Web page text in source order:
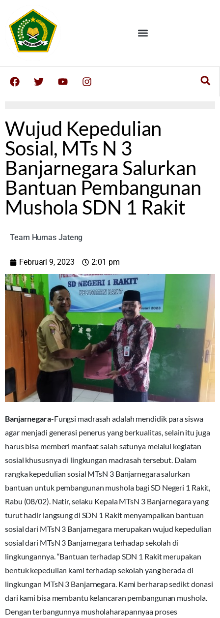
Wujud Kepedulian
Sosial, MTs N 3
Banjarnegara Salurkan
Bantuan Pembangunan
Mushola SDN 1 Rakit
Team Humas Jateng
Februari 9, 2023 2:01 pm
Banjarnegara-Fungsi madrasah adalah mendidik para siswa
agar menjadi generasi penerus yang berkualitas, selain itu juga
harus bisa memberi manfaat salah satunya melalui kegiatan
sosial khususnya di lingkungan madrasah tersebut. Dalam
rangka kepedulian sosial MTsN 3 Banjarnegara salurkan
bantuan untuk pembangunan mushola bagi SD Negeri 1 Rakit,
Rabu (08/02). Natir, selaku Kepala MTsN 3 Banjarnegara yang
turut hadir langsung di SDN 1 Rakit menyampaikan bantuan
sosial dari MTsN 3 Banjarnegara merupakan wujud kepedulian
sosial dari MTsN 3 Banjarnegara terhadap sekolah di
lingkungannya. “Bantuan terhadap SDN 1 Rakit merupakan
bentuk kepedulian kami terhadap sekolah yang berada di
lingkungan MTsN 3 Banjarnegara. Kami berharap sedikt donasi
dari kami bisa membantu kelancaran pembangunan mushola.
Dengan terbangunnya musholaharapannyaa proses